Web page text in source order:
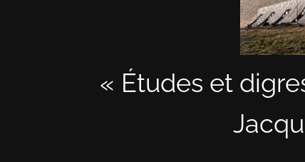
« Études et